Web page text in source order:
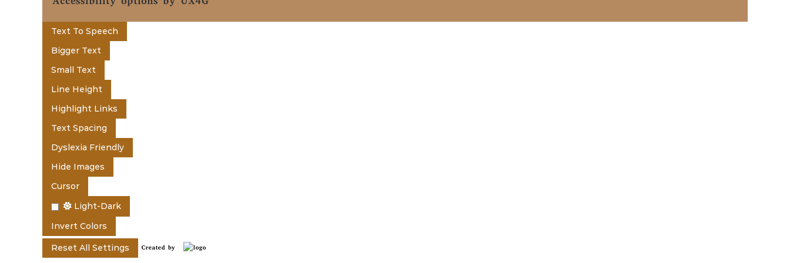
Text To Speech
Bigger Text
Small Text
Line Height
Highlight Links
Text Spacing
Dyslexia Friendly
Hide Images
Cursor
Light-Dark
Invert Colors
Reset All Settings Created by